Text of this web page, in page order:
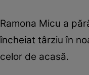
Ramona Micu a
încheiat târziu în
celor de acasă.